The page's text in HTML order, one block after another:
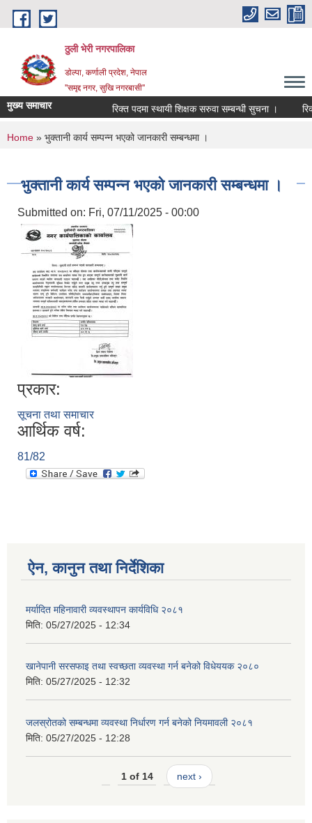
Skip to main content
ठुली भेरी नगरपालिका
डाेल्पा, कर्णाली प्रदेश, नेपाल
''समृद्द नगर, सुखि नगरबासी''
मुख्य समाचार रिक्त पदमा स्थायी शिक्षक सरुवा सम्बन्धी सुचना । रिक्त
You are here
Home » भुक्तानी कार्य सम्पन्न भएको जानकारी सम्बन्धमा ।
भुक्तानी कार्य सम्पन्न भएको जानकारी सम्बन्धमा ।
Submitted on: Fri, 07/11/2025 - 00:00
प्रकार:
सूचना तथा समाचार
आर्थिक वर्ष:
81/82
ऐन, कानुन तथा निर्देशिका
मर्यादित महिनावारी व्यवस्थापन कार्यविधि २०८१
मिति: 05/27/2025 - 12:34
खानेपानी सरसफाइ तथा स्वच्छता व्यवस्था गर्न बनेको विधेययक २०८०
मिति: 05/27/2025 - 12:32
जलस्रोतको सम्बन्धमा व्यवस्था निर्धारण गर्न बनेको नियमावली २०८१
मिति: 05/27/2025 - 12:28
1 of 14 next ›